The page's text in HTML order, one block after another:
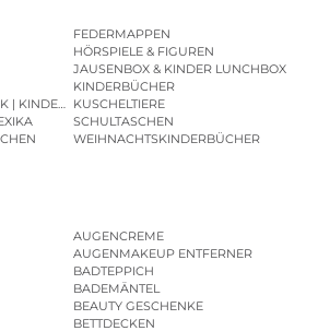
FEDERMAPPEN
HÖRSPIELE & FIGUREN
JAUSENBOX & KINDER LUNCHBOX
KINDERBÜCHER
KINDERGARTENRUCKSACK | KINDERGARTENBEUTEL
KUSCHELTIERE
SCHULTASCHEN
WEIHNACHTSKINDERBÜCHER
AUGENCREME
AUGENMAKEUP ENTFERNER
BADTEPPICH
BADEMÄNTEL
BEAUTY GESCHENKE
BETTDECKEN